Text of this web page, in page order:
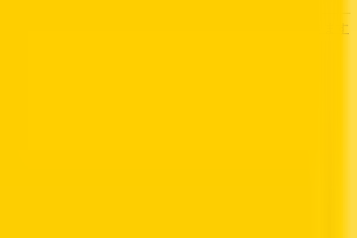
歯医者さんの対面診療予約・オンライン診療予約ができます